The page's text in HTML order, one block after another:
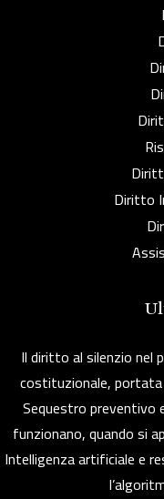
Diritto
Il diritto al silenzio nel
costituzionale,
Sequestro preventivo
funzionano, quando si
Intelligenza artificiale e